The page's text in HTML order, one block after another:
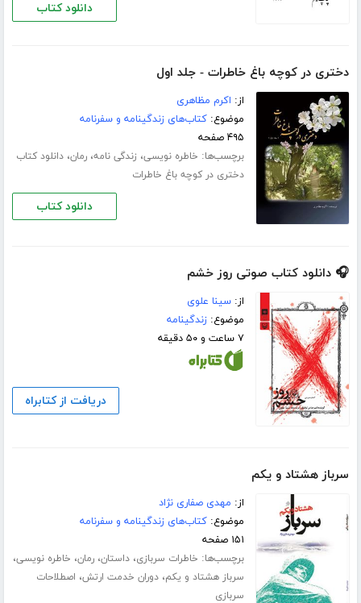
دانلود کتاب
دختری در کوچه باغ خاطرات - جلد اول
از: اکرم مظاهری
موضوع:کتاب‌های زندگینامه و سفرنامه
۴۹۵ صفحه
برچسب‌ها: خاطره نویسی، زندگی نامه،رمان،دانلود کتاب
دختری در کوچه باغ خاطرات
دانلود کتاب
🎧 دانلود کتاب صوتی روز خشم
از:سینا علوی
موضوع:زندگینامه
۷ ساعت و ۵۰ دقیقه
دریافت از کتابراه
سرباز هشتاد و یکم
از: مهدی صفاری نژاد
موضوع:کتاب‌های زندگینامه و سفرنامه
۱۵۱ صفحه
برچسب‌ها: خاطرات سربازی،داستان،رمان، خاطره نویسی،
سرباز هشتاد و یکم،دوران خدمت ارتش، اصطلاحات
سربازی